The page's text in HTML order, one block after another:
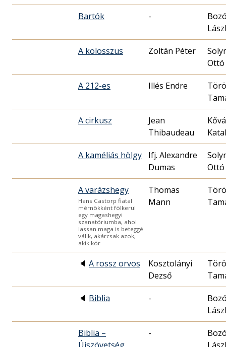
Bartók -
A kolosszus Zoltán Péter
Ottó
A 212-es Illés Endre
A cirkusz
Jean
Thibaudeau
A kaméliás hölgy
Ifj. Alexandre
Dumas
Ottó
A varázshegy
Hans Castorp fiatal
mérnökként fölkerül
egy magashegyi
szanatóriumba, ahol
lassan maga is beteggé
válik, akárcsak azok,
akik kör
Thomas
Mann
🔈 A rossz orvos
Kosztolányi
Dezső
🔈 Biblia -
Biblia –
-